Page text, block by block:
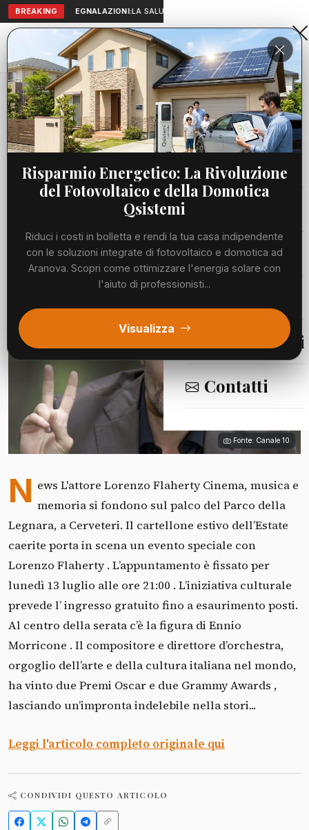
BREAKING SEGNALAZIONI:LA SALUTE A PORTATA DI MANO:
Aranova • NET
PORTALE UTILE AL TERRITORIO
Home
Cronaca
Viabilità
Meteo
Segnalazioni
Contatti
Cronaca "Ho visto la musica": a Cerveteri Lorenzo...
CRONACA
"Ho visto la musica": a Cerveteri
Lorenzo Flaherty racconta Ennio
Morricone
MERCOLEDÌ, 08 LUGLIO 2026
46 LETTURE
Fonte: Canale 10
N ews L'attore Lorenzo Flaherty Cinema, musica e
memoria si fondono sul palco del Parco della
Legnara, a Cerveteri. Il cartellone estivo dell’Estate
caerite porta in scena un evento speciale con
Lorenzo Flaherty . L’appuntamento è fissato per
lunedì 13 luglio alle ore 21:00 . L’iniziativa culturale
prevede l’ ingresso gratuito fino a esaurimento posti.
Al centro della serata c’è la figura di Ennio
Morricone . Il compositore e direttore d’orchestra,
orgoglio dell’arte e della cultura italiana nel mondo,
ha vinto due Premi Oscar e due Grammy Awards ,
lasciando un’impronta indelebile nella stori...
Leggi l'articolo completo originale qui
CONDIVIDI QUESTO ARTICOLO
Risparmio Energetico: La Rivoluzione
del Fotovoltaico e della Domotica
Qsistemi
Riduci i costi in bolletta e rendi la tua casa indipendente
con le soluzioni integrate di fotovoltaico e domotica ad
Aranova. Scopri come ottimizzare l'energia solare con
l'aiuto di professionisti...
Visualizza